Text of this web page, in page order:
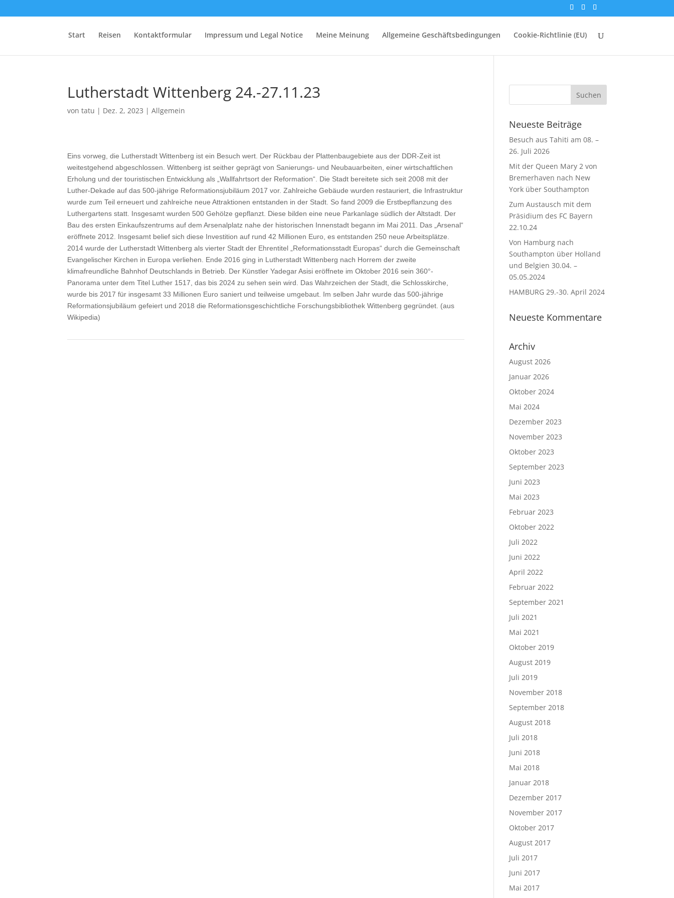
Start Reisen Kontaktformular Impressum und Legal Notice Meine Meinung Allgemeine Geschäftsbedingungen Cookie-Richtlinie (EU)
Lutherstadt Wittenberg 24.-27.11.23
vontatu | Dez. 2, 2023 |Allgemein
Eins vorweg, die Lutherstadt Wittenberg ist ein Besuch wert. Der Rückbau der Plattenbaugebiete aus der DDR-Zeit ist
weitestgehend abgeschlossen. Wittenberg ist seither geprägt von Sanierungs- und Neubauarbeiten, einer wirtschaftlichen
Erholung und der touristischen Entwicklung als „Wallfahrtsort der Reformation“. Die Stadt bereitete sich seit 2008 mit der
Luther-Dekade auf das 500-jährige Reformationsjubiläum 2017 vor. Zahlreiche Gebäude wurden restauriert, die Infrastruktur
wurde zum Teil erneuert und zahlreiche neue Attraktionen entstanden in der Stadt. So fand 2009 die Erstbepflanzung des
Luthergartens statt. Insgesamt wurden 500 Gehölze gepflanzt. Diese bilden eine neue Parkanlage südlich der Altstadt. Der
Bau des ersten Einkaufszentrums auf dem Arsenalplatz nahe der historischen Innenstadt begann im Mai 2011. Das „Arsenal“
eröffnete 2012. Insgesamt belief sich diese Investition auf rund 42 Millionen Euro, es entstanden 250 neue Arbeitsplätze.
2014 wurde der Lutherstadt Wittenberg als vierter Stadt der Ehrentitel „Reformationsstadt Europas“ durch die Gemeinschaft
Evangelischer Kirchen in Europa verliehen. Ende 2016 ging in Lutherstadt Wittenberg nach Horrem der zweite
klimafreundliche Bahnhof Deutschlands in Betrieb. Der Künstler Yadegar Asisi eröffnete im Oktober 2016 sein 360°-
Panorama unter dem Titel Luther 1517, das bis 2024 zu sehen sein wird. Das Wahrzeichen der Stadt, die Schlosskirche,
wurde bis 2017 für insgesamt 33 Millionen Euro saniert und teilweise umgebaut. Im selben Jahr wurde das 500-jährige
Reformationsjubiläum gefeiert und 2018 die Reformationsgeschichtliche Forschungsbibliothek Wittenberg gegründet. (aus
Wikipedia)
Neueste Beiträge
Besuch aus Tahiti am 08. –
26. Juli 2026
Mit der Queen Mary 2 von
Bremerhaven nach New
York über Southampton
Zum Austausch mit dem
Präsidium des FC Bayern
22.10.24
Von Hamburg nach
Southampton über Holland
und Belgien 30.04. –
05.05.2024
HAMBURG 29.-30. April 2024
Neueste Kommentare
Archiv
August 2026
Januar 2026
Oktober 2024
Mai 2024
Dezember 2023
November 2023
Oktober 2023
September 2023
Juni 2023
Mai 2023
Februar 2023
Oktober 2022
Juli 2022
Juni 2022
April 2022
Februar 2022
September 2021
Juli 2021
Mai 2021
Oktober 2019
August 2019
Juli 2019
November 2018
September 2018
August 2018
Juli 2018
Juni 2018
Mai 2018
Januar 2018
Dezember 2017
November 2017
Oktober 2017
August 2017
Juli 2017
Juni 2017
Mai 2017